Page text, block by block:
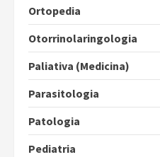
Ortopedia
Otorrinolaringologia
Paliativa (Medicina)
Parasitologia
Patologia
Pediatria